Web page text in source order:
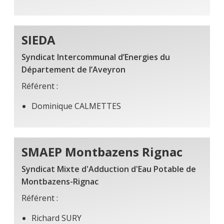
SIEDA
Syndicat Intercommunal d’Energies du
Département de l’Aveyron
Référent :
Dominique CALMETTES
SMAEP Montbazens Rignac
Syndicat Mixte d'Adduction d'Eau Potable de
Montbazens-Rignac
Référent :
Richard SURY